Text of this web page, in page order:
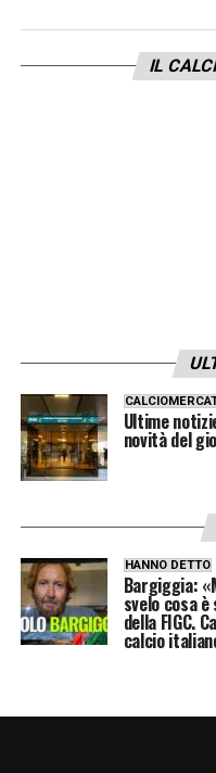
IL
Ultime
novità del
HANNO DETTO
Bargiggia:
svelo cosa
della FIGC.
calcio